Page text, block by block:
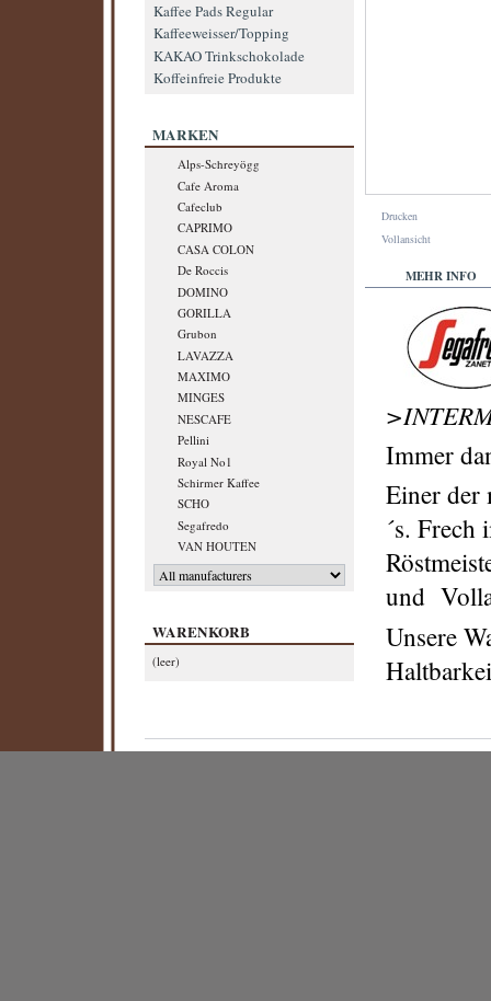
Kaffee Pads Regular
Kaffeeweisser/Topping
KAKAO Trinkschokolade
Koffeinfreie Produkte
MARKEN
Alps-Schreyögg
Cafe Aroma
Cafeclub
CAPRIMO
CASA COLON
De Roccis
DOMINO
GORILLA
Grubon
LAVAZZA
MAXIMO
MINGES
NESCAFE
Pellini
Royal No1
Schirmer Kaffee
SCHO
Segafredo
VAN HOUTEN
WARENKORB
(leer)
Drucken
Vollansicht
MEHR INFO
Immer
Einer der
´s.
und
Unsere